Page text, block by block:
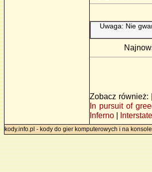
Uwaga: Nie
Zobacz również: |
In pursuit of
Inferno |
kody.info.pl - kody do gier komputerowych i na konsole